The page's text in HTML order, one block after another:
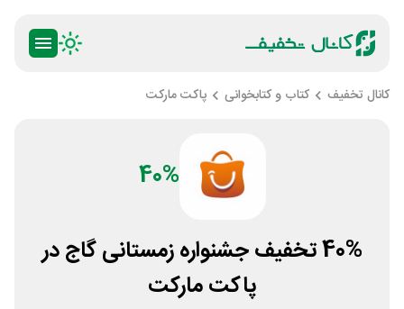
کانال تخفیف کتاب و کتابخوانی پاکت مارکت
40%
40% تخفیف جشنواره زمستانی گاج در
پاکت مارکت